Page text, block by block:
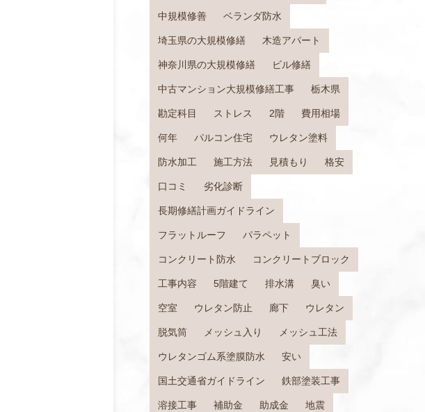
中規模修善 ベランダ防水
埼玉県の大規模修繕 木造アパート
神奈川県の大規模修繕 ビル修繕
中古マンション大規模修繕工事 栃木県
勘定科目 ストレス 2階 費用相場
何年 パルコン住宅 ウレタン塗料
防水加工 施工方法 見積もり 格安
口コミ 劣化診断
長期修繕計画ガイドライン
フラットルーフ パラペット
コンクリート防水 コンクリートブロック
工事内容 5階建て 排水溝 臭い
空室 ウレタン防止 廊下 ウレタン
脱気筒 メッシュ入り メッシュ工法
ウレタンゴム系塗膜防水 安い
国土交通省ガイドライン 鉄部塗装工事
溶接工事 補助金 助成金 地震